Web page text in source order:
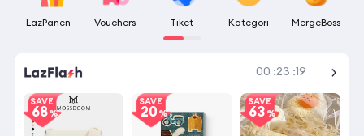
LazPanen Vouchers Tiket Kategori MergeBoss
00 :23 :19
SAVE
68
SAVE
20
SAVE
63